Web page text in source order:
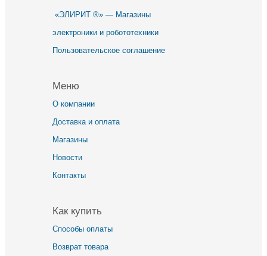
«ЭЛИРИТ ®» — Магазины
электроники и робототехники
Пользовательское соглашение
Меню
О компании
Доставка и оплата
Магазины
Новости
Контакты
Как купить
Способы оплаты
Возврат товара